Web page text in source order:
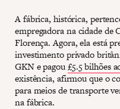
A fábrica, histórica,
empregadora na cidade de
Florença. Agora, ela está
investimento privado
GKN e pagou£5.5 bilhões
existência, afirmou que o
para meios de transporte
na fábrica.